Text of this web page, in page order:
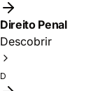
Direito Penal
Descobrir
D